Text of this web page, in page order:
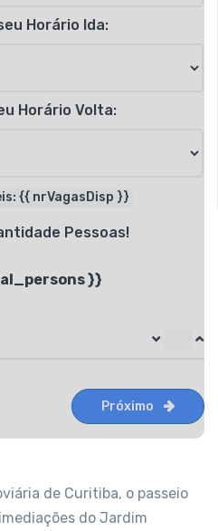
Horário Ida:
Horário Volta:
{{ nrVagasDisp }}
Pessoas!
}}
Próximo
de Curitiba, o passeio
do Jardim